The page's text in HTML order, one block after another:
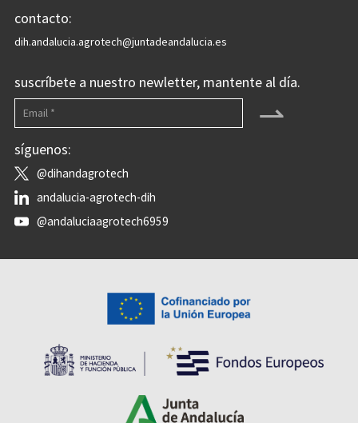
contacto:
dih.andalucia.agrotech@juntadeandalucia.es
suscríbete a nuestro newletter, mantente al día.
⇀
síguenos:
@dihandagrotech
andalucia-agrotech-dih
@andaluciaagrotech6959